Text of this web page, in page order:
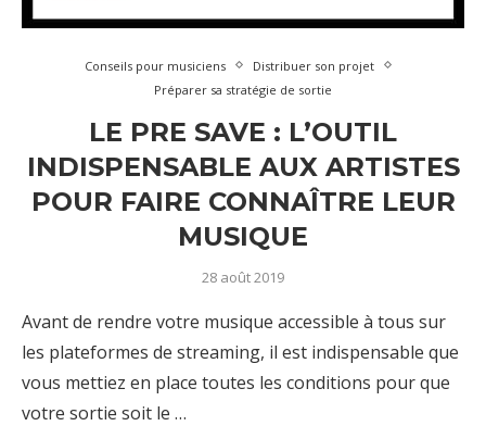
Conseils pour musiciens
Distribuer son projet
Préparer sa stratégie de sortie
LE PRE SAVE : L’OUTIL
INDISPENSABLE AUX ARTISTES
POUR FAIRE CONNAÎTRE LEUR
MUSIQUE
28 août 2019
Avant de rendre votre musique accessible à tous sur
les plateformes de streaming, il est indispensable que
vous mettiez en place toutes les conditions pour que
votre sortie soit le …